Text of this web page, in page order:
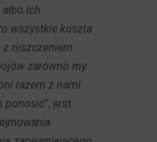
ich
wszystkie koszta
z niszczeniem
zarówno my
razem z nami
ponosić”, jest